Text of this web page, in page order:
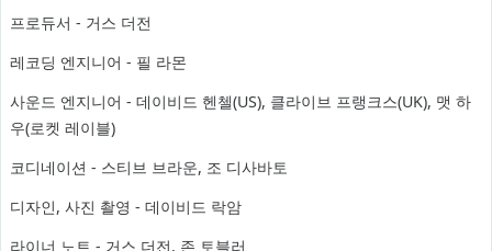
프로듀서 - 거스 더전
레코딩 엔지니어 - 필 라몬
사운드 엔지니어 - 데이비드 헨첼(US), 클라이브 프랭크스(UK), 맷 하
우(로켓 레이블)
코디네이션 - 스티브 브라운, 조 디사바토
디자인, 사진 촬영 - 데이비드 락암
라이너 노트 - 거스 더전, 존 토블러